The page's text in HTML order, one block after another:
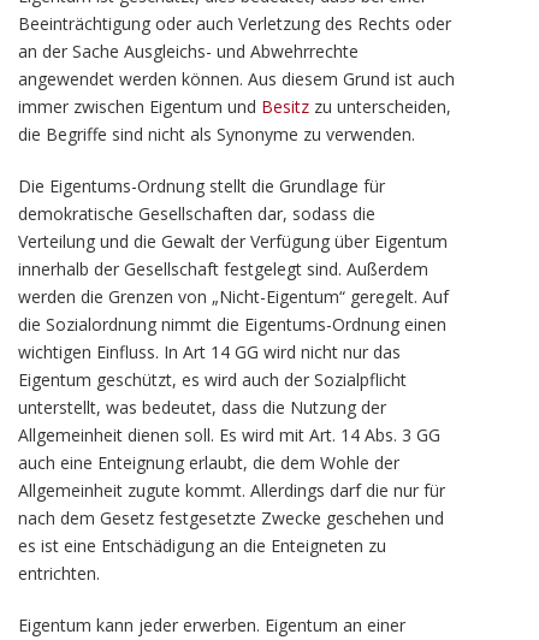
Beeinträchtigung oder auch Verletzung des Rechts oder
an der Sache Ausgleichs- und Abwehrrechte
angewendet werden können. Aus diesem Grund ist auch
immer zwischen Eigentum und Besitz zu unterscheiden,
die Begriffe sind nicht als Synonyme zu verwenden.
Die Eigentums-Ordnung stellt die Grundlage für
demokratische Gesellschaften dar, sodass die
Verteilung und die Gewalt der Verfügung über Eigentum
innerhalb der Gesellschaft festgelegt sind. Außerdem
werden die Grenzen von „Nicht-Eigentum“ geregelt. Auf
die Sozialordnung nimmt die Eigentums-Ordnung einen
wichtigen Einfluss. In Art 14 GG wird nicht nur das
Eigentum geschützt, es wird auch der Sozialpflicht
unterstellt, was bedeutet, dass die Nutzung der
Allgemeinheit dienen soll. Es wird mit Art. 14 Abs. 3 GG
auch eine Enteignung erlaubt, die dem Wohle der
Allgemeinheit zugute kommt. Allerdings darf die nur für
nach dem Gesetz festgesetzte Zwecke geschehen und
es ist eine Entschädigung an die Enteigneten zu
entrichten.
Eigentum kann jeder erwerben. Eigentum an einer